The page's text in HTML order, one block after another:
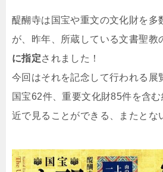
醍醐寺は国宝や重文の文化財を多
が、昨年、所蔵している文書聖教
に指定されました！
今回はそれを記念して行われる展
国宝62件、重要文化財85件を含
近で見ることができる、またとな